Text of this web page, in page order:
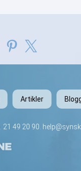
Artikler
21 49 20 90